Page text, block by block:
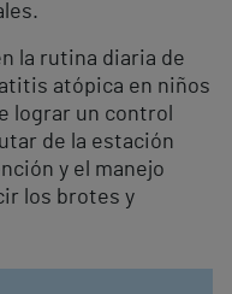
la rutina diaria de
atópica en niños
lograr un control
de la estación
y el manejo
los brotes y